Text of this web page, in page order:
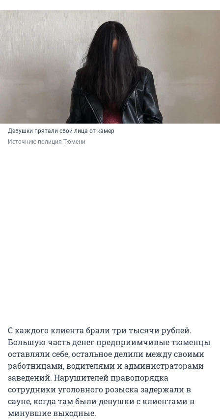
Девушки прятали свои лица от камер
Источник: полиция Тюмени
С каждого клиента брали три тысячи рублей.
Большую часть денег предприимчивые тюменцы
оставляли себе, остальное делили между своими
работницами, водителями и администраторами
заведений. Нарушителей правопорядка
сотрудники уголовного розыска задержали в
сауне, когда там были девушки с клиентами в
минувшие выходные.